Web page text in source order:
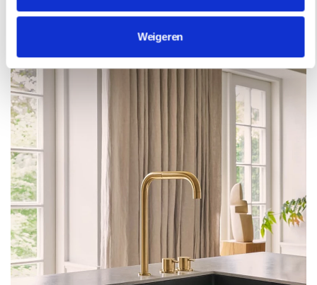
Weigeren
hebben een duidelijke signatuur die telkens weer blijft